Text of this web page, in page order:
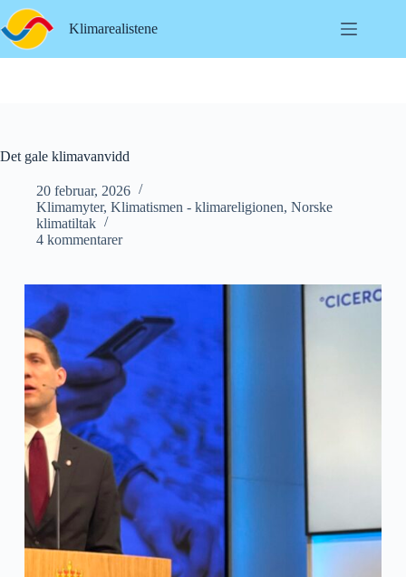
Hopp
til
innholdet
Klimarealistene
Det gale klimavanvidd
20 februar, 2026
Klimamyter, Klimatismen - klimareligionen, Norske
klimatiltak
4 kommentarer